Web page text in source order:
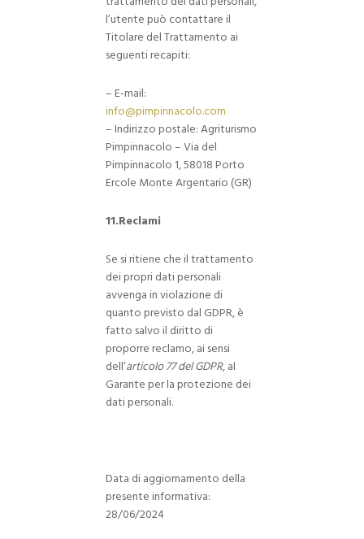
l’utente può contattare il
Titolare del Trattamento ai
seguenti recapiti:
– E-mail:
info@pimpinnacolo.com
– Indirizzo postale: Agriturismo
Pimpinnacolo – Via del
Pimpinnacolo 1, 58018 Porto
Ercole Monte Argentario (GR)
11.Reclami
Se si ritiene che il trattamento
dei propri dati personali
avvenga in violazione di
quanto previsto dal GDPR, è
fatto salvo il diritto di
proporre reclamo, ai sensi
dell’articolo 77 del GDPR, al
Garante per la protezione dei
dati personali.
Data di aggiornamento della
presente informativa:
28/06/2024